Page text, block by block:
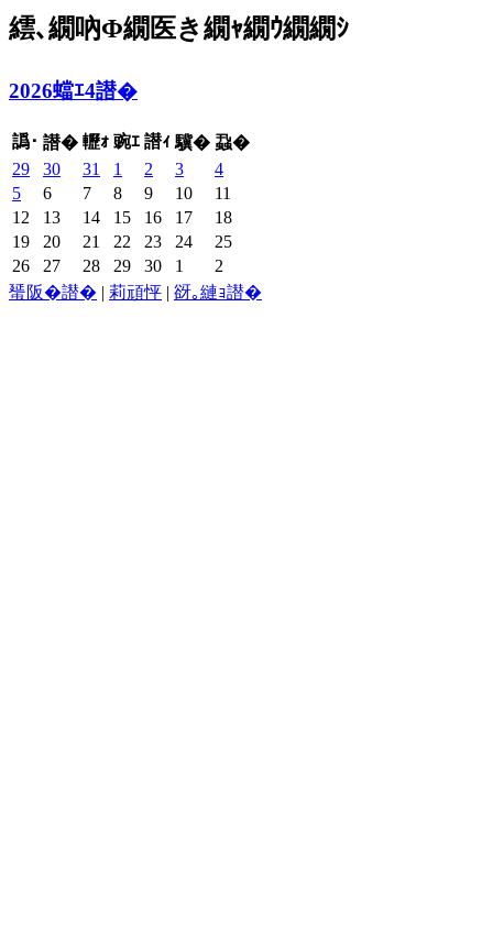
繧､繝吶Φ繝医き繝ｬ繝ｳ繝繝ｼ
2026蟷ｴ4譛�
譌･ 譛� 轣ｫ 豌ｴ 譛ｨ 驥� 蝨�
29
30 31 1 2 3
4
5
6 7 8 9 10
11
12
13 14 15 16 17
18
19
20 21 22 23 24
25
26
27 28 29 30 1
2
蜑阪�譛� | 莉頑怦 | 谺｡縺ｮ譛�